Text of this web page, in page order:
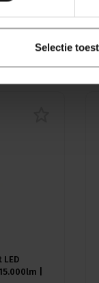
Selectie
|